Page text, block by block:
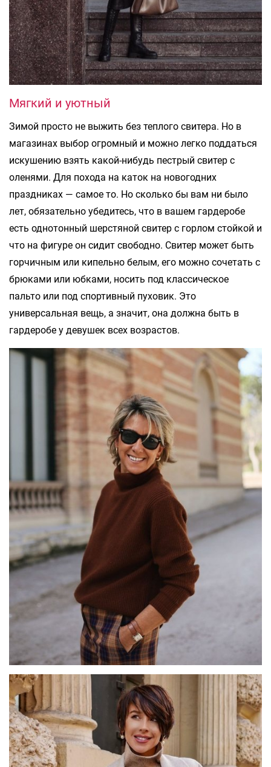
Мягкий и уютный
Зимой просто не выжить без теплого свитера. Но в
магазинах выбор огромный и можно легко поддаться
искушению взять какой-нибудь пестрый свитер с
оленями. Для похода на каток на новогодних
праздниках — самое то. Но сколько бы вам ни было
лет, обязательно убедитесь, что в вашем гардеробе
есть однотонный шерстяной свитер с горлом стойкой и
что на фигуре он сидит свободно. Свитер может быть
горчичным или кипельно белым, его можно сочетать с
брюками или юбками, носить под классическое
пальто или под спортивный пуховик. Это
универсальная вещь, а значит, она должна быть в
гардеробе у девушек всех возрастов.